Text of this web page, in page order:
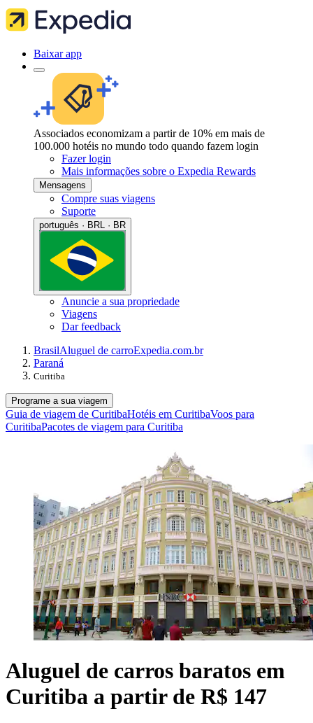
Baixar app
Associados economizam a partir de 10% em mais de
100.000 hotéis no mundo todo quando fazem login
Fazer login
Mais informações sobre o Expedia Rewards
Mensagens
Compre suas viagens
Suporte
português · BRL · BR
Anuncie a sua propriedade
Viagens
Dar feedback
BrasilAluguel de carroExpedia.com.br
Paraná
Curitiba
Programe a sua viagem
Guia de viagem de CuritibaHotéis em CuritibaVoos para
CuritibaPacotes de viagem para Curitiba
Aluguel de carros baratos em
Curitiba a partir de R$ 147